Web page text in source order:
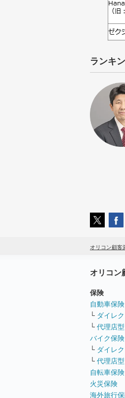
ランキ
オリコン顧客
オリコン
保険
自動車保険
└ ダイレ
└ 代理店型
バイク保険
└ ダイレ
└ 代理店型
自転車保険
火災保険
海外旅行